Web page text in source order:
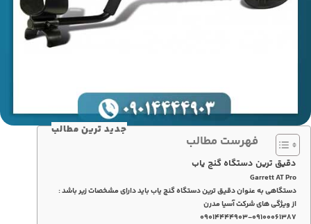
جدید ترین مطالب
فهرست مطالب
دقیق ترین دستگاه گنج یاب
Garrett AT Pro
دستگاهی به عنوان دقیق ترین دستگاه گنج یاب باید دارای مشخصات زیر باشد :
از ویژگی های شرکت آسیا مدرن
۰۹۰۱۴۴۴۴۹۰۳-۰۹۱۰۰۰۶۱۳۸۷